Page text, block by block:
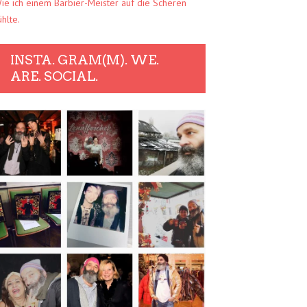
ich einem Barbier-Meister auf die Scheren
INSTA. GRAM(M). WE.
ARE. SOCIAL.